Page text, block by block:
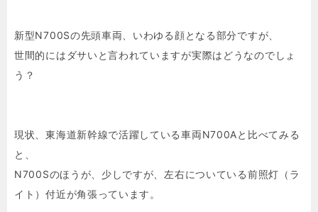
新型N700Sの先頭車両、いわゆる顔となる部分ですが、
世間的にはダサいと言われていますが実際はどうなのでしょ
う？
現状、東海道新幹線で活躍している車両N700Aと比べてみる
と、
N700Sのほうが、少しですが、左右についている前照灯（ラ
イト）付近が角張っています。